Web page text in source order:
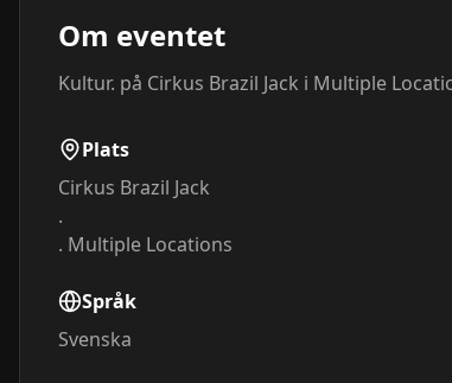
Om eventet
Kultur. på Cirkus Brazil Jack i Multiple
Plats
Cirkus Brazil Jack
.
. Multiple Locations
Språk
Svenska